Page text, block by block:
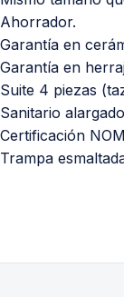
Ahorrador.
Garantía en
Garantía en
Suite 4 piezas
Sanitario
Certificación
Trampa